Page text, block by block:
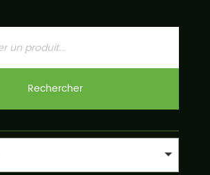
Rechercher